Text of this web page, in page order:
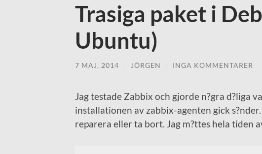
Trasiga paket i
Ubuntu)
7 MAJ, 2014 JÖRGEN INGA KOMMENTARER
Jag testade Zabbix och gjorde n?gra d?liga
installationen av zabbix-agenten gick
reparera eller ta bort. Jag m?ttes hela tiden